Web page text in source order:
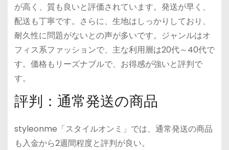
が高く、質も良いと評価されています。発送が早く、
配送も丁寧です。さらに、生地はしっかりしており、
耐久性に問題がないとの声が多いです。ジャンルはオ
フィス系ファッションで、主な利用層は20代～40代で
す。価格もリーズナブルで、お得感が強いと評判で
す。
評判：通常発送の商品
styleonme「スタイルオンミ」では、通常発送の商品
も入金から2週間程度と評判が良い。